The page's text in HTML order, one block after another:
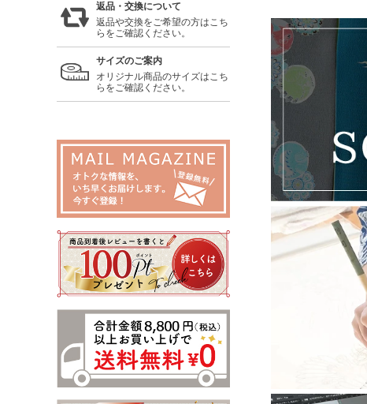
返品・交換について
返品や交換をご希望の方はこち
らをご確認ください。
サイズのご案内
オリジナル商品のサイズはこち
らをご確認ください。